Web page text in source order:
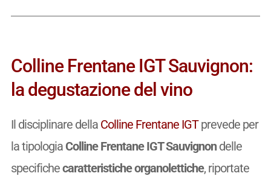
Colline Frentane IGT Sauvignon:
la degustazione del vino
Il disciplinare della Colline Frentane IGTprevede per
la tipologia Colline Frentane IGT Sauvignondelle
specifichecaratteristiche organolettiche, riportate